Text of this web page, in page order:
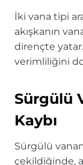
İki vana tipi
akışkanın
dirençte
verimliliğini
Sürgülü
Kaybı
Sürgülü
çekildiğinde,